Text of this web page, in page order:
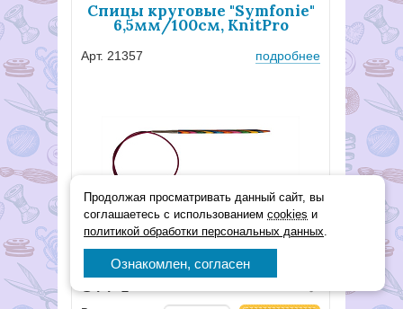
Спицы круговые "Symfonie"
6,5мм/100см, KnitPro
Арт. 21357 подробнее
877Р
Продолжая просматривать данный сайт, вы
соглашаетесь с использованием cookies и
политикой обработки персональных данных.
Ознакомлен, согласен